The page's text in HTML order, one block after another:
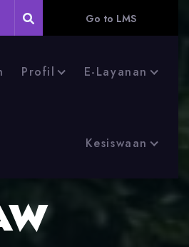
Go to LMS
Profil E-Layanan
Kesiswaan